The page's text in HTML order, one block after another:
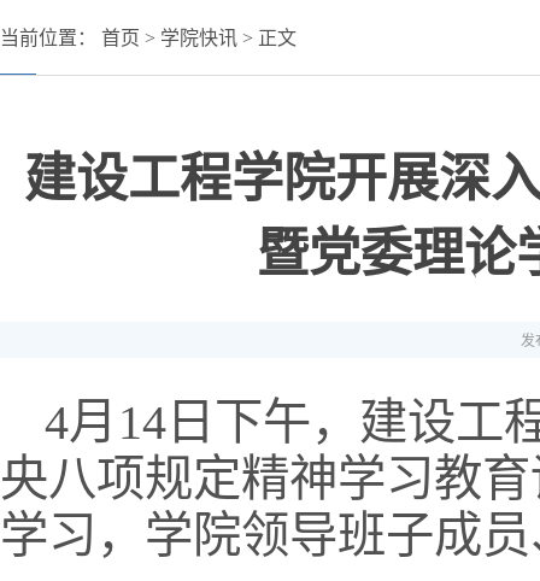
当前位置： 首页 > 学院快讯 > 正文
建设工程学院开展深
暨党委理论
发
4月14日下午，建设工
央八项规定精神学习教
学习，学院领导班子成